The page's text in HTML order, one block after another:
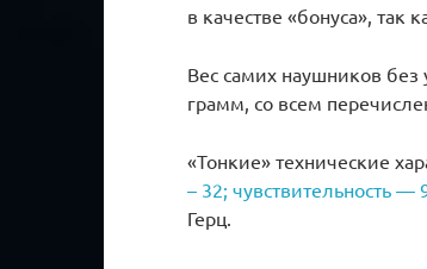
в качестве «бонуса», так
Вес самих наушников без
грамм, со всем
«Тонкие» технические
– 32; чувствительность —
Герц.